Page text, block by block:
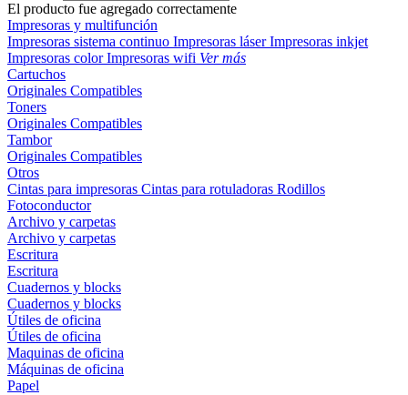
El producto fue agregado correctamente
Impresoras y multifunción
Impresoras sistema continuo Impresoras láserImpresoras inkjet
Impresoras colorImpresoras wifi Ver más
Cartuchos
Originales Compatibles
Toners
Originales Compatibles
Tambor
Originales Compatibles
Otros
Cintas para impresoras Cintas para rotuladoras Rodillos
Fotoconductor
Archivo y carpetas
Archivo y carpetas
Escritura
Escritura
Cuadernos y blocks
Cuadernos y blocks
Útiles de oficina
Útiles de oficina
Maquinas de oficina
Máquinas de oficina
Papel